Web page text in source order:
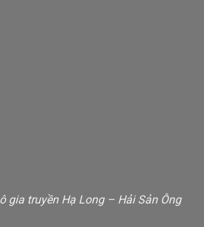
gia truyền Hạ Long – Hải Sản Ông